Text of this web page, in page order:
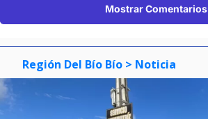
Mostrar Comentarios
Región Del Bío Bío > Noticia